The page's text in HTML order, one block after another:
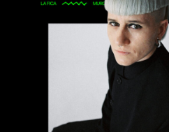
Cora Novoa